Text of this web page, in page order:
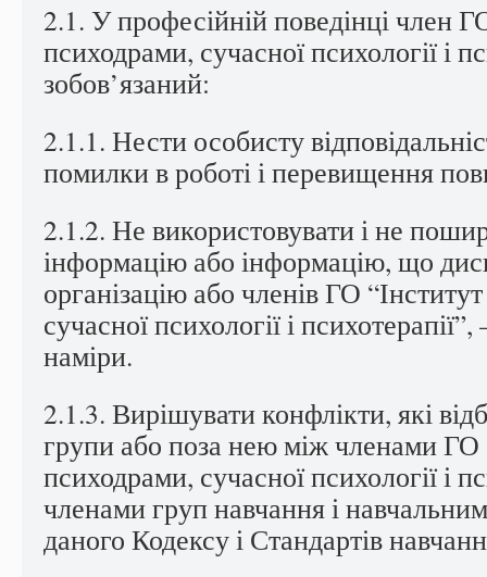
2.1. У професійній поведінці член
психодрами, сучасної психології і
зобов’язаний:
2.1.1. Нести особисту
помилки в роботі і перевищення
2.1.2. Не використовувати і не
інформацію або інформацію, що
організацію або членів ГО
сучасної психології і психотерапії”,
наміри.
2.1.3. Вирішувати конфлікти, які
групи або поза нею між членами ГО
психодрами, сучасної психології і
членами груп навчання і
даного Кодексу і Стандартів